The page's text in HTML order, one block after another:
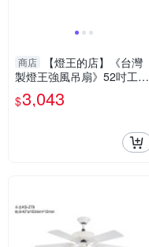
商店
【燈王的店】《台灣
製燈王強風吊扇》52吋工業
吊扇 附遙控器(馬達保固十
年) ☆KS-231-RC
$3,043